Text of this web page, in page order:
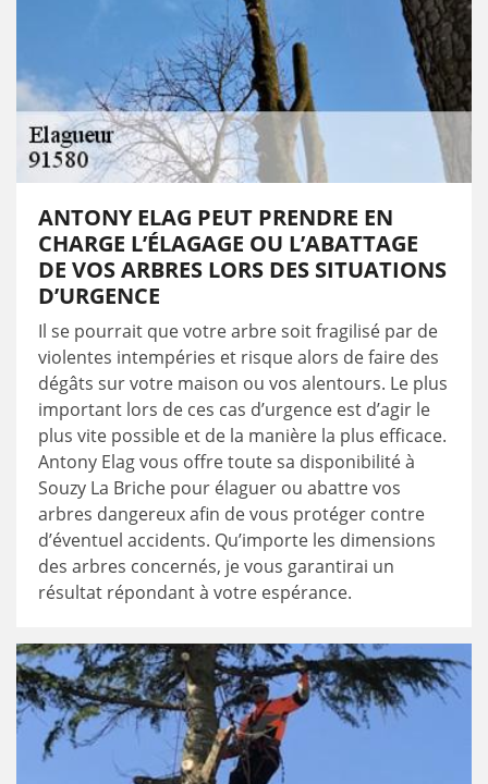
ANTONY ELAG PEUT PRENDRE EN
CHARGE L’ÉLAGAGE OU L’ABATTAGE
DE VOS ARBRES LORS DES SITUATIONS
D’URGENCE
Il se pourrait que votre arbre soit fragilisé par de
violentes intempéries et risque alors de faire des
dégâts sur votre maison ou vos alentours. Le plus
important lors de ces cas d’urgence est d’agir le
plus vite possible et de la manière la plus efficace.
Antony Elag vous offre toute sa disponibilité à
Souzy La Briche pour élaguer ou abattre vos
arbres dangereux afin de vous protéger contre
d’éventuel accidents. Qu’importe les dimensions
des arbres concernés, je vous garantirai un
résultat répondant à votre espérance.